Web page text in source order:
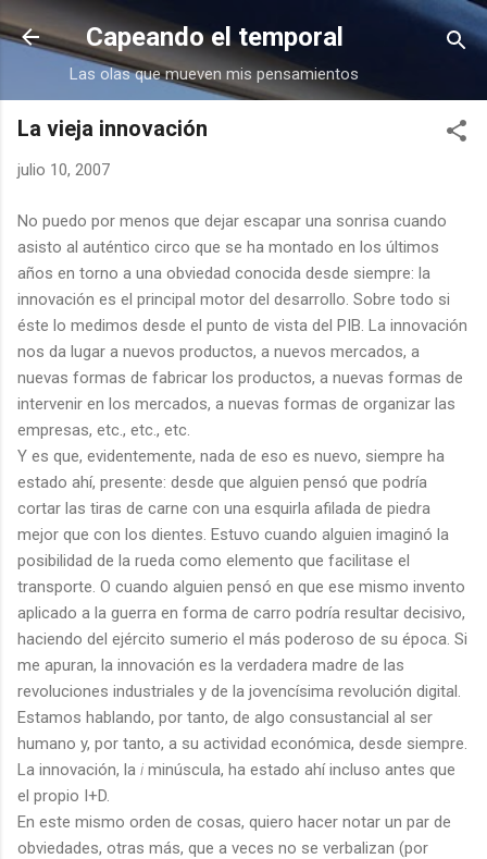
Ir al contenido principal
Capeando el temporal
Las olas que mueven mis pensamientos
La vieja innovación
julio 10, 2007
No puedo por menos que dejar escapar una sonrisa cuando
asisto al auténtico circo que se ha montado en los últimos
años en torno a una obviedad conocida desde siempre: la
innovación es el principal motor del desarrollo. Sobre todo si
éste lo medimos desde el punto de vista del PIB. La innovación
nos da lugar a nuevos productos, a nuevos mercados, a
nuevas formas de fabricar los productos, a nuevas formas de
intervenir en los mercados, a nuevas formas de organizar las
empresas, etc., etc., etc.
Y es que, evidentemente, nada de eso es nuevo, siempre ha
estado ahí, presente: desde que alguien pensó que podría
cortar las tiras de carne con una esquirla afilada de piedra
mejor que con los dientes. Estuvo cuando alguien imaginó la
posibilidad de la rueda como elemento que facilitase el
transporte. O cuando alguien pensó en que ese mismo invento
aplicado a la guerra en forma de carro podría resultar decisivo,
haciendo del ejército sumerio el más poderoso de su época. Si
me apuran, la innovación es la verdadera madre de las
revoluciones industriales y de la jovencísima revolución digital.
Estamos hablando, por tanto, de algo consustancial al ser
humano y, por tanto, a su actividad económica, desde siempre.
La innovación, la i minúscula, ha estado ahí incluso antes que
el propio I+D.
En este mismo orden de cosas, quiero hacer notar un par de
obviedades, otras más, que a veces no se verbalizan (por